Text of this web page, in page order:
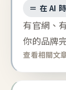
＝ 在 AI
有官網、
你的品牌
查看相關文